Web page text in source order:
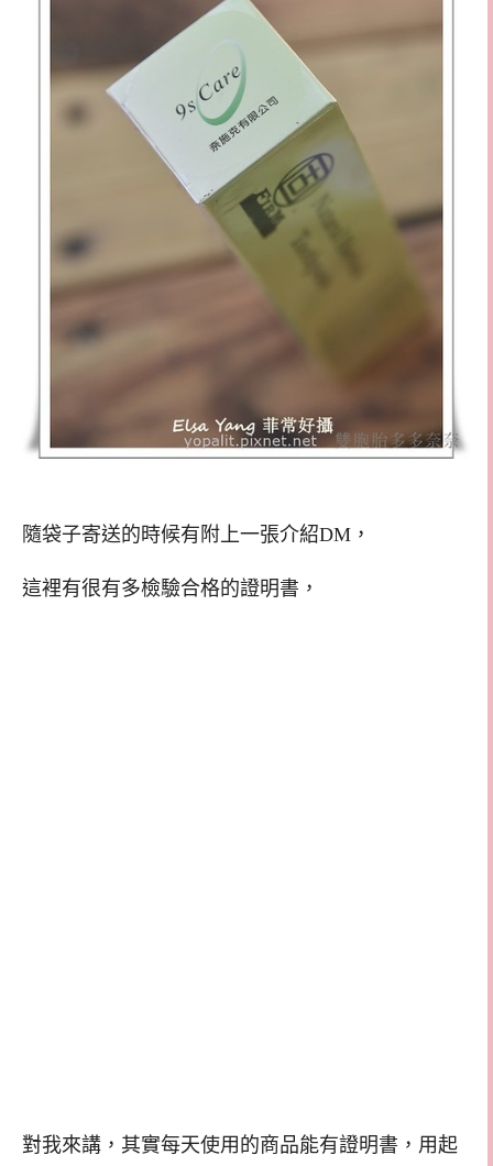
隨袋子寄送的時候有附上一張介紹DM，
這裡有很有多檢驗合格的證明書，
對我來講，其實每天使用的商品能有證明書，用起